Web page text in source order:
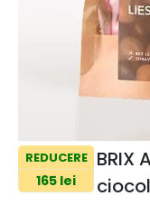
REDUCERE
165 lei
BRIX